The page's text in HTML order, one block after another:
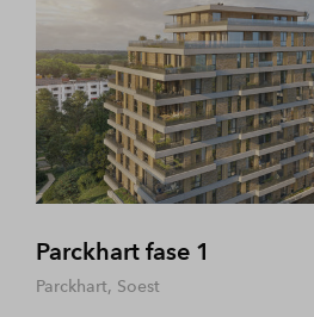
Parckhart fase 1
Parckhart, Soest